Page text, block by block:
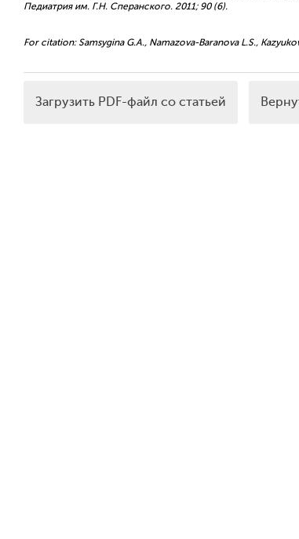
Педиатрия им. Г.Н. Сперанского. 2011; 90 (6).
For citation: Samsygina G.A., Namazova-Baranova L.S.,
Загрузить PDF-файл со статьей